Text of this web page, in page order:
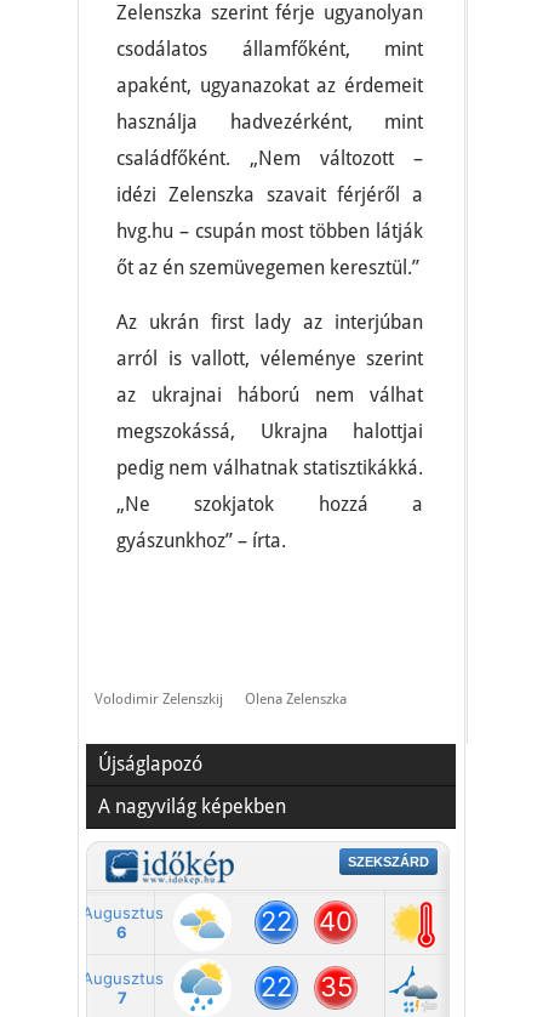
Zelenszka szerint férje ugyanolyan
csodálatos államfőként, mint
apaként, ugyanazokat az érdemeit
használja hadvezérként, mint
családfőként. „Nem változott –
idézi Zelenszka szavait férjéről a
hvg.hu – csupán most többen látják
őt az én szemüvegemen keresztül.”
Az ukrán first lady az interjúban
arról is vallott, véleménye szerint
az ukrajnai háború nem válhat
megszokássá, Ukrajna halottjai
pedig nem válhatnak statisztikákká.
„Ne szokjatok hozzá a
gyászunkhoz” – írta.
Volodimir Zelenszkij Olena Zelenszka
Újságlapozó
A nagyvilág képekben